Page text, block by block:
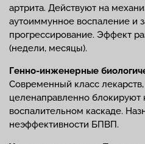
артрита. Действуют на
аутоиммунное воспаление и
прогрессирование. Эффект
(недели, месяцы).
Генно-инженерные
Современный класс
целенаправленно
воспалительном каскаде.
неэффективности БПВП.